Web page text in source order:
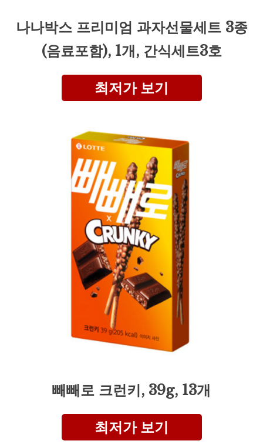
나나박스 프리미엄 과자선물세트 3종
(음료포함), 1개, 간식세트3호
최저가 보기
빼빼로 크런키, 39g, 13개
최저가 보기